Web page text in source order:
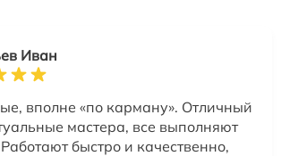
Иван
вполне «по карману». Отличный
мастера, все выполняют
быстро и качественно,